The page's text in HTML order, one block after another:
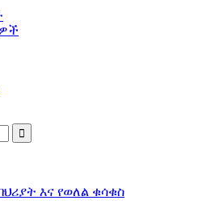
እና የወለል ቁሳቁስ